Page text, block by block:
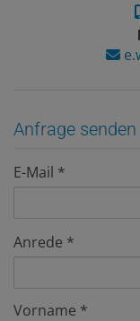
Anfrage senden
E-Mail
Anrede
Vorname